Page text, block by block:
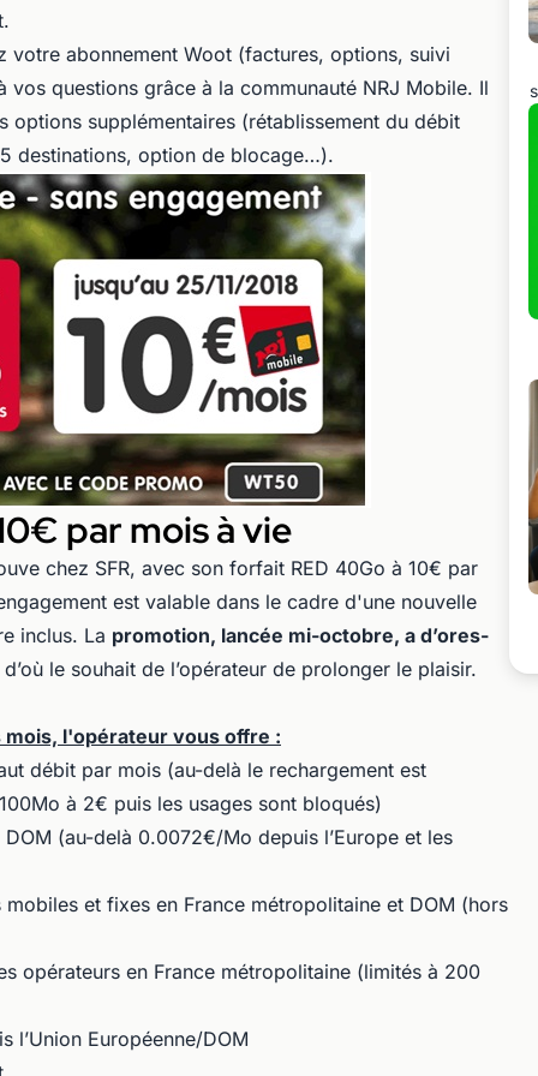
votre abonnement Woot (factures, options, suivi
questions grâce à la communauté NRJ Mobile. Il
options supplémentaires (rétablissement du débit
destinations, option de blocage…).
par mois à vie
chez SFR, avec son forfait RED 40Go à 10€ par
est valable dans le cadre d'une nouvelle
inclus. La promotion, lancée mi-octobre, a d’ores-
d’où le souhait de l’opérateur de prolonger le plaisir.
l'opérateur vous offre :
débit par mois (au-delà le rechargement est
à 2€ puis les usages sont bloqués)
(au-delà 0.0072€/Mo depuis l’Europe et les
et fixes en France métropolitaine et DOM (hors
opérateurs en France métropolitaine (limités à 200
l’Union Européenne/DOM